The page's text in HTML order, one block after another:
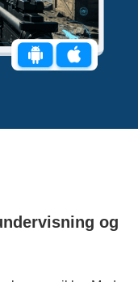
og